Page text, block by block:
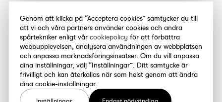
Genom att klicka på “Acceptera cookies” samtycker du till
att vi och våra partners använder cookies och andra
spårtekniker enligt vår cookiepolicy för att förbättra
webbupplevelsen, analysera användningen av webbplatsen
och anpassa marknadsföringsinsatser. Om du vill anpassa
dina inställningar, välj “Inställningar”. Ditt samtycke är
frivilligt och kan återkallas när som helst genom att ändra
dina cookie-inställningar.